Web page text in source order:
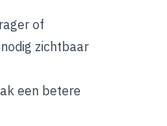
of
zichtbaar
een betere